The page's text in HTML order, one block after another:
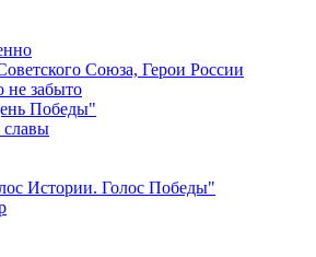
Союза, Герои России
не забыто
Победы"
Истории. Голос Победы"